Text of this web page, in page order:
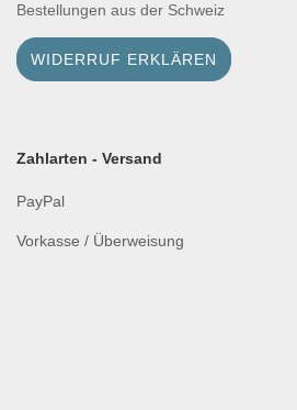
Bestellungen aus der Schweiz
WIDERRUF ERKLÄREN
Zahlarten - Versand
PayPal
Vorkasse / Überweisung